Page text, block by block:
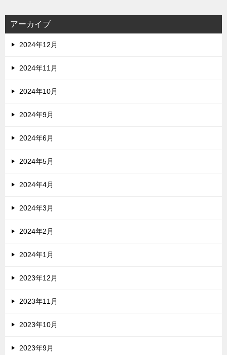
アーカイブ
2024年12月
2024年11月
2024年10月
2024年9月
2024年6月
2024年5月
2024年4月
2024年3月
2024年2月
2024年1月
2023年12月
2023年11月
2023年10月
2023年9月